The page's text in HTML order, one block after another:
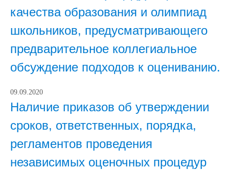
качества образования и олимпиад
школьников, предусматривающего
предварительное коллегиальное
обсуждение подходов к оцениванию.
09.09.2020
Наличие приказов об утверждении
сроков, ответственных, порядка,
регламентов проведения
независимых оценочных процедур